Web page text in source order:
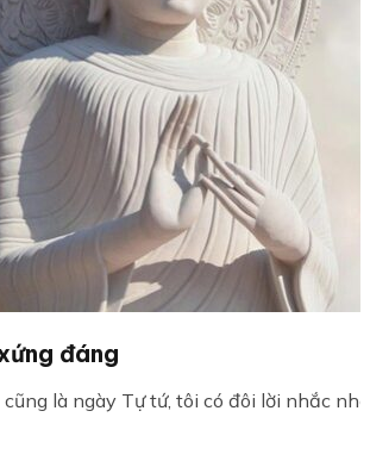
đáng
là ngày Tự tứ, tôi có đôi lời nhắc